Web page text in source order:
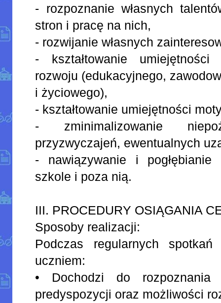
- rozpoznanie własnych
stron i pracę na nich,
- rozwijanie własnych
- kształtowanie umiejętności
rozwoju (edukacyjnego,
i życiowego),
- kształtowanie umiejętności
- zminimalizowanie
przyzwyczajeń, ewentualnych
- nawiązywanie i pogłębianie
szkole i poza nią.
III. PROCEDURY OSIĄGANIA
Sposoby realizacji:
Podczas regularnych
uczniem:
• Dochodzi do rozpoznania
predyspozycji oraz możliwości